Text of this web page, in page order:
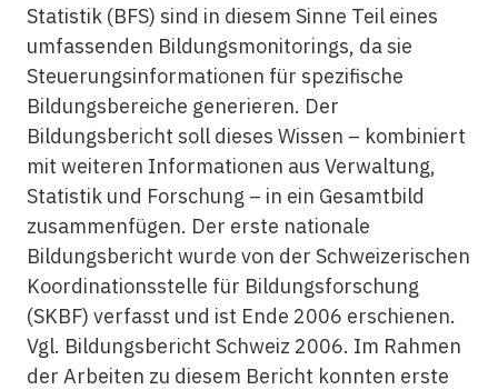
Statistik (BFS) sind in diesem Sinne Teil eines
umfassenden Bildungsmonitorings, da sie
Steuerungsinformationen für spezifische
Bildungsbereiche generieren. Der
Bildungsbericht soll dieses Wissen – kombiniert
mit weiteren Informationen aus Verwaltung,
Statistik und Forschung – in ein Gesamtbild
zusammenfügen. Der erste nationale
Bildungsbericht wurde von der Schweizerischen
Koordinationsstelle für Bildungsforschung
(SKBF) verfasst und ist Ende 2006 erschienen.
Vgl. Bildungsbericht Schweiz 2006. Im Rahmen
der Arbeiten zu diesem Bericht konnten erste